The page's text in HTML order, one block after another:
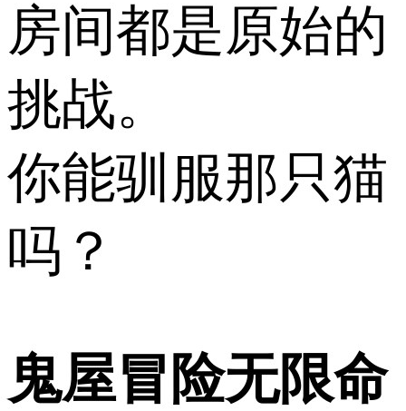
房间都是原始的
挑战。
你能驯服那只猫
吗？
鬼屋冒险无限命